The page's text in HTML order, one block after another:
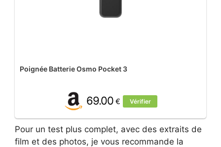
Poignée Batterie Osmo Pocket 3
69.00€ Vérifier
Pour un test plus complet, avec des extraits de
film et des photos, je vous recommande la